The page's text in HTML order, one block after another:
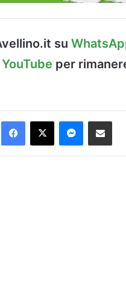
su
per
Facebook
X Messenger
Condividi via Email